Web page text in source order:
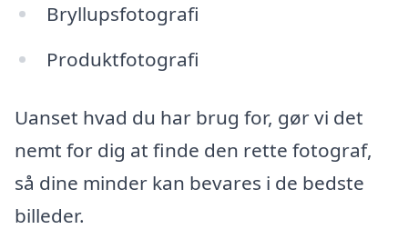
Bryllupsfotografi
Produktfotografi
Uanset hvad du har brug for, gør vi det
nemt for dig at finde den rette fotograf,
så dine minder kan bevares i de bedste
billeder.